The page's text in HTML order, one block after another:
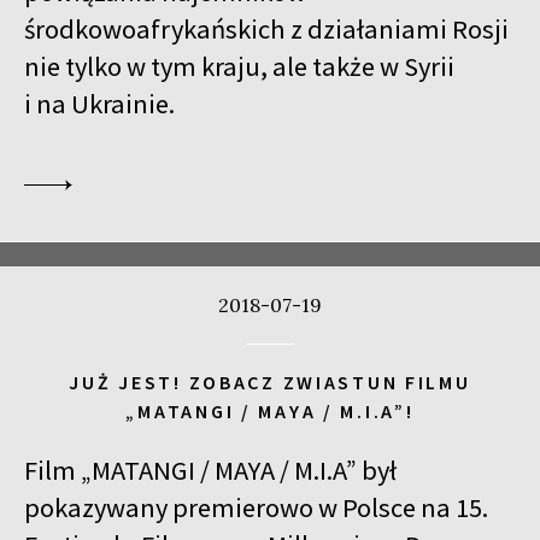
GURRUMUL
15:15
Iluzjon, sala Mała Czarna
DUCHY PRZESZŁOŚCI
KUP BILET
DLA AHKEEMA
16:00
Luna, sala B
JUTRO ALBO POJUTRZE
SPOTKANIE PO FILMIE
KUP BILET
KUP BILET
16:45
Kinoteka, sala 2
CZAS HITLERA. CZĘŚĆ 3.
SPOTKANIE PO FILMIE
KUP BILET
środkowoafrykańskich z działaniami Rosji
nie tylko w tym kraju, ale także w Syrii
i na Ukrainie.
2018-07-19
JUŻ JEST! ZOBACZ ZWIASTUN FILMU
„MATANGI / MAYA / M.I.A”!
Film „MATANGI / MAYA / M.I.A” był
pokazywany premierowo w Polsce na 15.